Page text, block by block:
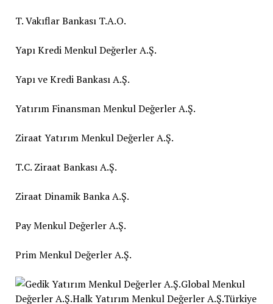
T. Vakıflar Bankası T.A.O.
Yapı Kredi Menkul Değerler A.Ş.
Yapı ve Kredi Bankası A.Ş.
Yatırım Finansman Menkul Değerler A.Ş.
Ziraat Yatırım Menkul Değerler A.Ş.
T.C. Ziraat Bankası A.Ş.
Ziraat Dinamik Banka A.Ş.
Pay Menkul Değerler A.Ş.
Prim Menkul Değerler A.Ş.